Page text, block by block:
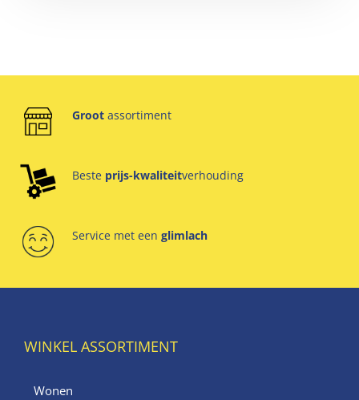
Groot assortiment
Beste prijs-kwaliteitverhouding
Service met een glimlach
WINKEL ASSORTIMENT
Wonen